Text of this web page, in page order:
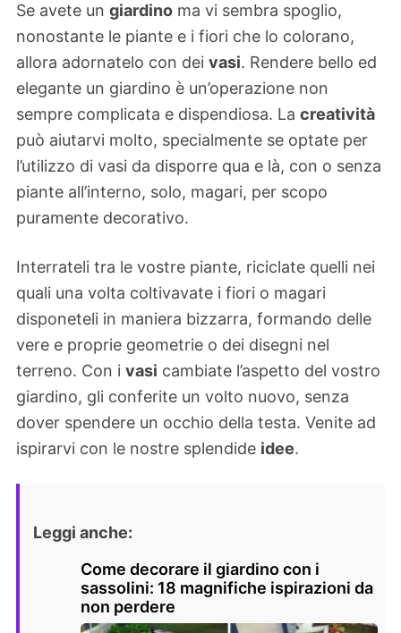
Se avete un giardino ma vi sembra spoglio,
nonostante le piante e i fiori che lo colorano,
allora adornatelo con dei vasi. Rendere bello ed
elegante un giardino è un’operazione non
sempre complicata e dispendiosa. La creatività
può aiutarvi molto, specialmente se optate per
l’utilizzo di vasi da disporre qua e là, con o senza
piante all’interno, solo, magari, per scopo
puramente decorativo.
Interrateli tra le vostre piante, riciclate quelli nei
quali una volta coltivavate i fiori o magari
disponeteli in maniera bizzarra, formando delle
vere e proprie geometrie o dei disegni nel
terreno. Con i vasi cambiate l’aspetto del vostro
giardino, gli conferite un volto nuovo, senza
dover spendere un occhio della testa. Venite ad
ispirarvi con le nostre splendide idee.
Leggi anche:
Come decorare il giardino con i
sassolini: 18 magnifiche ispirazioni da
non perdere